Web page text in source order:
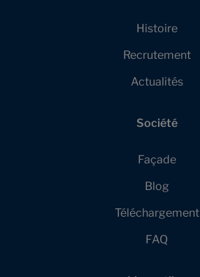
Histoire
Recrutement
Actualités
Société
Façade
Blog
Téléchargement
FAQ